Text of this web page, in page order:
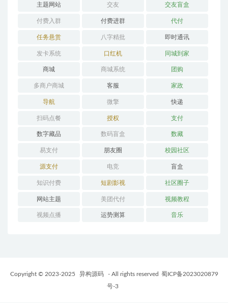
主题网站 交友 交友盲盒
付费入群 付费进群 代付
任务悬赏 八字精批 即时通讯
发卡系统 口红机 同城到家
商城 商城系统 团购
多商户商城 客服 家政
导航 微擎 快递
扫码点餐 授权 支付
数字藏品 数码盲盒 数藏
易支付 朋友圈 校园社区
源支付 电竞 盲盒
知识付费 短剧影视 社区圈子
网站主题 美团代付 视频教程
视频点播 运势测算 音乐
Copyright © 2023-2025 异构源码 - All rights reserved 蜀ICP备2023020879
号-3